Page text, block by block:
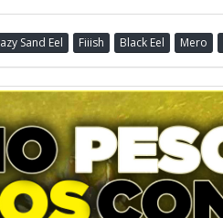
Sand Eel Fiiish Black Eel Mero